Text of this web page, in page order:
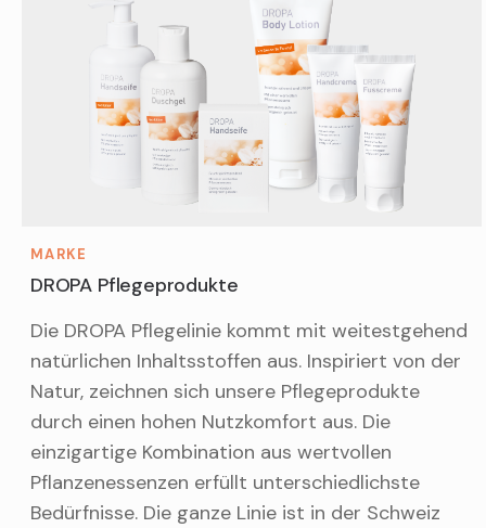
MARKE
DROPA Pflegeprodukte
Die DROPA Pflegelinie kommt mit weitestgehend
natürlichen Inhaltsstoffen aus. Inspiriert von der
Natur, zeichnen sich unsere Pflegeprodukte
durch einen hohen Nutzkomfort aus. Die
einzigartige Kombination aus wertvollen
Pflanzenessenzen erfüllt unterschiedlichste
Bedürfnisse. Die ganze Linie ist in der Schweiz